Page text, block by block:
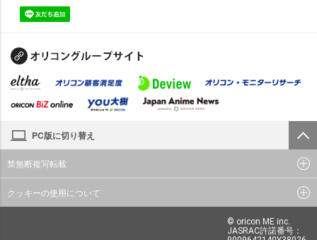
PC版に切り替え
禁無断複写転載
クッキーの使用について
© oricon ME inc.
JASRAC許諾番号：